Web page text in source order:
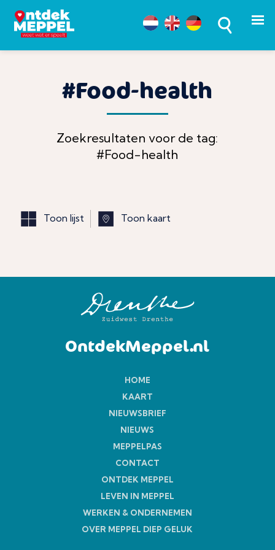
#Food-health
Zoekresultaten voor de tag:
#Food-health
Toon lijst Toon kaart
OntdekMeppel.nl
HOME
KAART
NIEUWSBRIEF
NIEUWS
MEPPELPAS
CONTACT
ONTDEK MEPPEL
LEVEN IN MEPPEL
WERKEN & ONDERNEMEN
OVER MEPPEL DIEP GELUK